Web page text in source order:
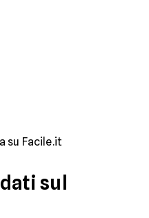
su Facile.it
sul